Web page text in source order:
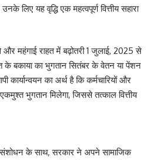
लिए यह वृद्धि एक महत्वपूर्ण वित्तीय सहारा
महंगाई राहत में बढ़ोतरी 1 जुलाई, 2025 से
बकाया का भुगतान सितंबर के वेतन या पेंशन
कार्यान्वयन का अर्थ है कि कर्मचारियों और
भुगतान मिलेगा, जिससे तत्काल वित्तीय
संशोधन के साथ, सरकार ने अपने सामाजिक